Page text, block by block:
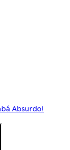
Absurdo!